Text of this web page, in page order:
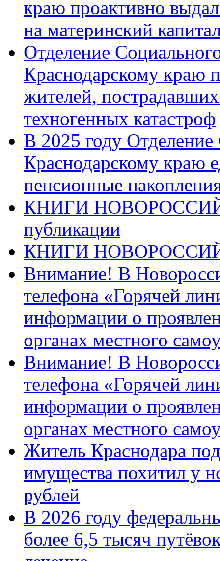
краю проактивно
на материнский
Отделение
Краснодарскому краю
жителей,
техногенных катастроф
В 2025 году
Краснодарскому краю
пенсионные
КНИГИ
публикации
КНИГИ
Внимание! В
телефона «Горячей
информации о
органах местного
Внимание! В
телефона «Горячей
информации о
органах местного
Житель Краснодара
имущества похитил у
рублей
В 2026 году
более 6,5 тысяч